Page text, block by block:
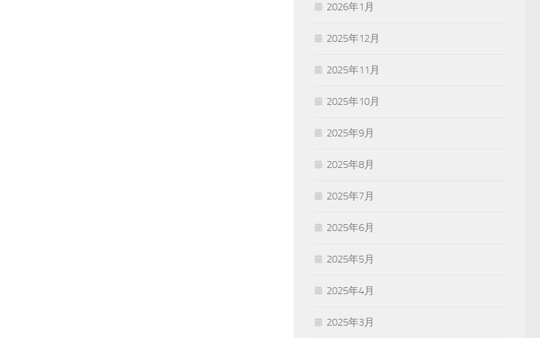
2026年1月
2025年12月
2025年11月
2025年10月
2025年9月
2025年8月
2025年7月
2025年6月
2025年5月
2025年4月
2025年3月